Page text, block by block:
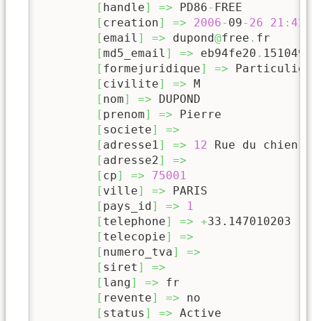
[ handle] => PD86- FREE
[ creation] => 2006- 09- 26 21 : 42
[ email ] => dupond@free . fr
[md5_email ] => eb94fe20 . 151049
[ formejuridique] => Particulier
[ civilite] => M
[ nom] => DUPOND
[ prenom] => Pierre
[ societe]
=>
[ adresse1] => 12 Rue du chien
[ adresse2]
=>
[ cp] =>
75001
[ ville] => PARIS
[ pays_id ] =>
1
[ telephone] => +33.147010203
[ telecopie]
=>
[ numero_tva]
=>
[ siret ]
=>
[ lang] => fr
[ revente] => no
[ status ] => Active